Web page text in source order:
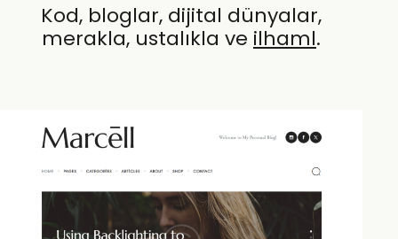
Kod, bloglar, dijital dünyalar,
merakla, ustalıkla veöze.